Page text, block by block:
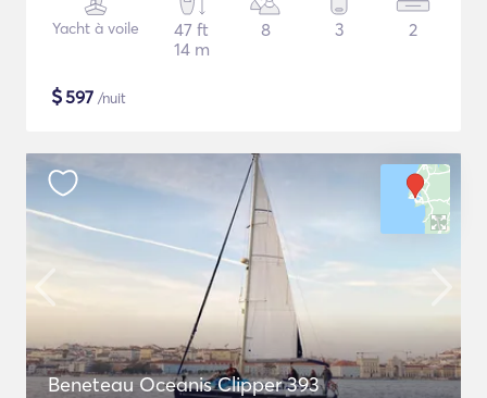
Yacht à voile
47 ft
14 m
8 3 2
$597 /nuit
Beneteau Oceanis Clipper 393